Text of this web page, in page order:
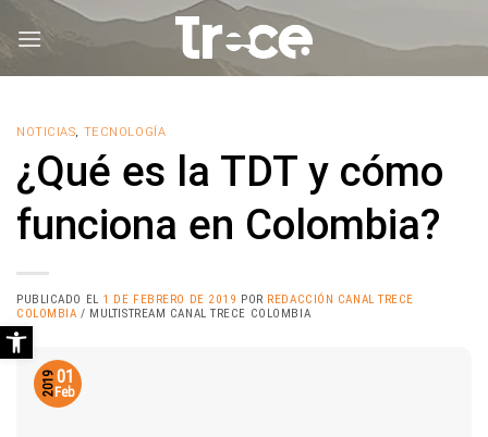
NOTICIAS, TECNOLOGÍA
¿Qué es la TDT y cómo
funciona en Colombia?
PUBLICADO EL 1 DE FEBRERO DE 2019 POR REDACCIÓN CANAL TRECE
COLOMBIA / MULTISTREAM CANAL TRECE COLOMBIA
01
Feb
2019
Abrir barra de herramientas